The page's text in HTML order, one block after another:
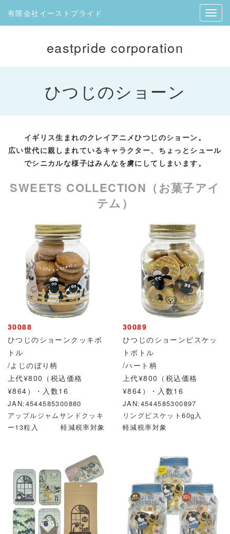
有限会社イーストプライド
eastpride corporation
ひつじのショーン
イギリス生まれのクレイアニメひつじのショーン。
広い世代に親しまれているキャラクター、ちょっとシュール
でシニカルな様子はみんなを虜にしてしまいます。
SWEETS COLLECTION（お菓子アイ
テム）
30088
ひつじのショーンクッキボ
トル
/よじのぼり柄
上代¥800（税込価格
¥864）・入数16
JAN:4544585300880
アップルジャムサンドクッキ
ー13粒入 軽減税率対象
30089
ひつじのショーンビスケッ
トボトル
/ハート柄
上代¥800（税込価格
¥864）・入数16
JAN:4544585300897
リングビスケット60g入
軽減税率対象